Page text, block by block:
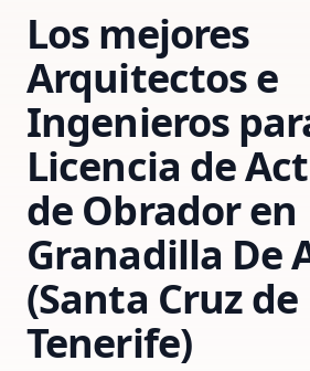
Los mejores
Arquitectos e
Ingenieros
Licencia de
de Obradoren
Granadilla De
(Santa Cruz de
Tenerife)